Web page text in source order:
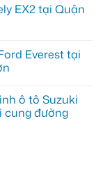
EX2 tại Quận
Everest tại
ô tô Suzuki
cung đường